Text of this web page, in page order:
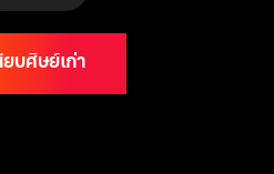
ยบศิษย์เก่า